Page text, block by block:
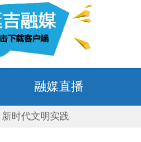
融媒直播
新时代文明实践